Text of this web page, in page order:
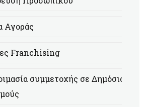
Αγοράς
Franchising
συμμετοχής σε Δημόσιους